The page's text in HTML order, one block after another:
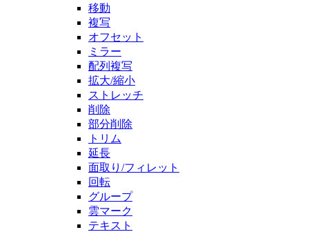
移動
複写
オフセット
ミラー
配列複写
拡大/縮小
ストレッチ
削除
部分削除
トリム
延長
面取り/フィレット
回転
グループ
雲マーク
テキスト